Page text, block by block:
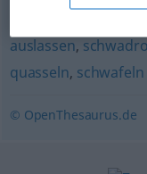
auslassen,
quasseln,
© OpenThesaurus.de